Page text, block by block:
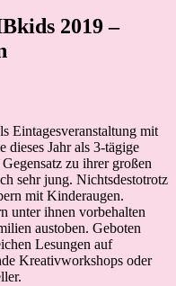
2019 –
Eintagesveranstaltung mit
dieses Jahr als 3-tägige
zu ihrer großen
sehr jung. Nichtsdestotrotz
mit Kinderaugen.
unter ihnen vorbehalten
austoben. Geboten
Lesungen auf
Kreativworkshops oder